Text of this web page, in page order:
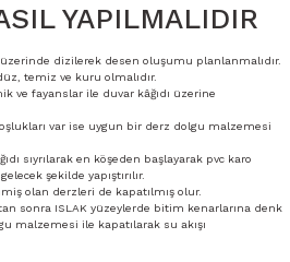
YAPILMALIDIR
üzerinde dizilerek desen oluşumu planlanmalıdır.
temiz ve kuru olmalıdır.
ve fayanslar ile duvar kâğıdı üzerine
var ise uygun bir derz dolgu malzemesi
sıyrılarak en köşeden başlayarak pvc karo
şekilde yapıştırılır.
olan derzleri de kapatılmış olur.
sonra ISLAK yüzeylerde bitim kenarlarına denk
malzemesi ile kapatılarak su akışı